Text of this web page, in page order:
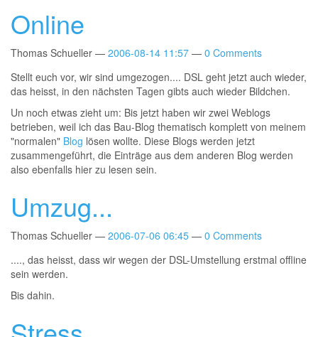
Online
Thomas Schueller 2006-08-14 11:57
0 Comments
Stellt euch vor, wir sind umgezogen.... DSL geht jetzt auch wieder,
das heisst, in den nächsten Tagen gibts auch wieder Bildchen.
Un noch etwas zieht um: Bis jetzt haben wir zwei Weblogs
betrieben, weil ich das Bau-Blog thematisch komplett von meinem
"normalen" Blog lösen wollte. Diese Blogs werden jetzt
zusammengeführt, die Einträge aus dem anderen Blog werden
also ebenfalls hier zu lesen sein.
Umzug...
Thomas Schueller 2006-07-06 06:45
0 Comments
...., das heisst, dass wir wegen der DSL-Umstellung erstmal offline
sein werden.
Bis dahin.